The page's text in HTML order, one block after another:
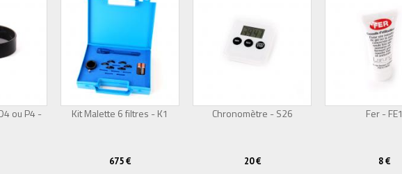
ou P4 -
Kit Malette 6 filtres - K1
675 €
Chronomètre - S26
20 €
Fer - FE1
8 €